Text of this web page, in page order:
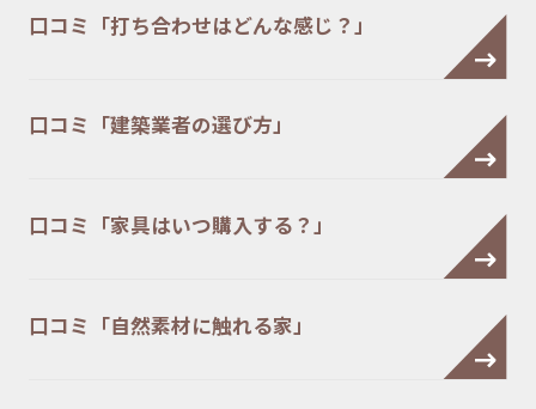
口コミ「打ち合わせはどんな感じ？」
口コミ「建築業者の選び方」
口コミ「家具はいつ購入する？」
口コミ「自然素材に触れる家」